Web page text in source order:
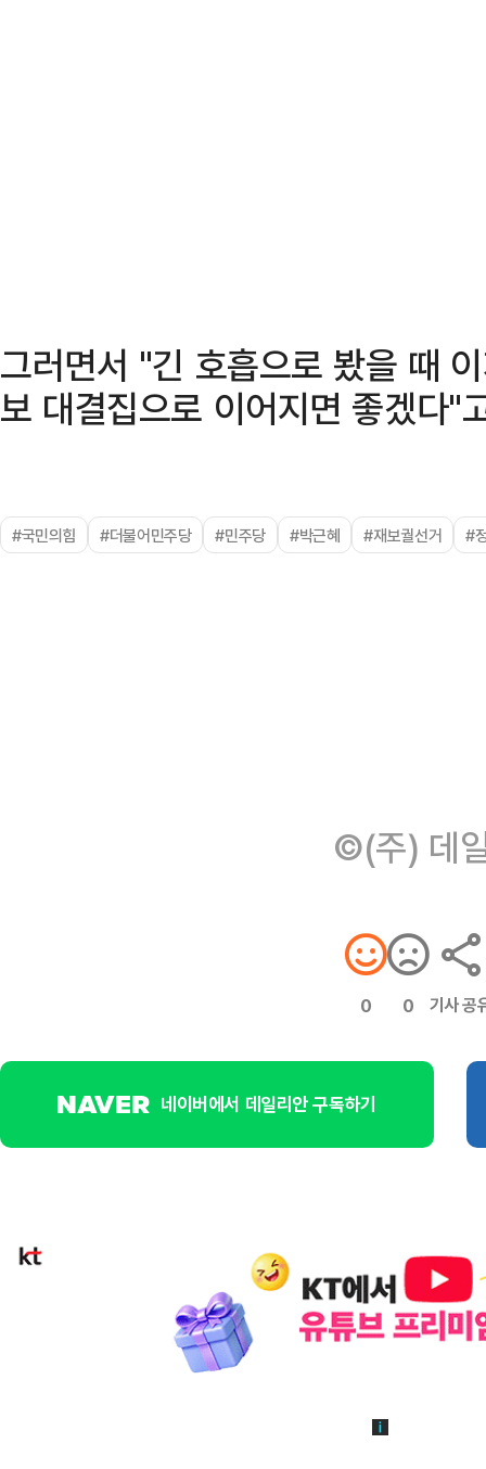
그러면서 "긴 호흡으로 봤을 때
보 대결집으로 이어지면 좋겠다"
#국민의힘 #더불어민주당 #민주당 #박근혜 #재보궐선거 #
©(주) 데
0 0 기사 공
네이버에서 데일리안 구독하기